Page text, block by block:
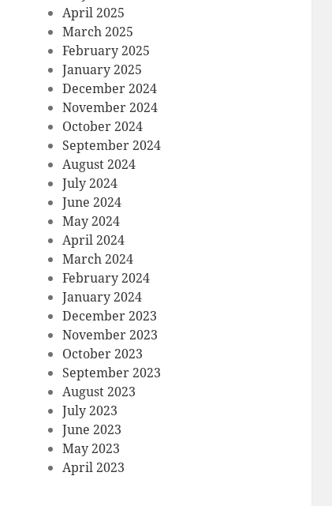
April 2025
March 2025
February 2025
January 2025
December 2024
November 2024
October 2024
September 2024
August 2024
July 2024
June 2024
May 2024
April 2024
March 2024
February 2024
January 2024
December 2023
November 2023
October 2023
September 2023
August 2023
July 2023
June 2023
May 2023
April 2023